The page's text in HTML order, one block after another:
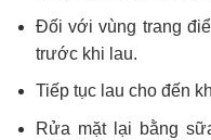
Đối với vùng trang
trước khi lau.
Tiếp tục lau cho đến
Rửa mặt lại bằng